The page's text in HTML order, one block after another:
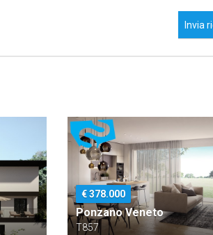
Invia
€ 378.000
Ponzano Veneto
T857